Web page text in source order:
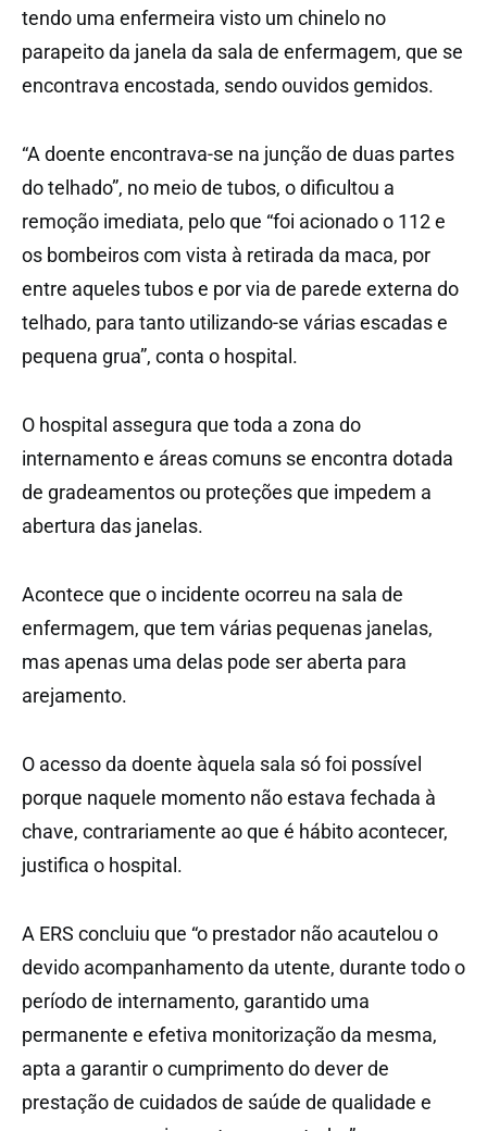
tendo uma enfermeira visto um chinelo no
parapeito da janela da sala de enfermagem, que se
encontrava encostada, sendo ouvidos gemidos.
“A doente encontrava-se na junção de duas partes
do telhado”, no meio de tubos, o dificultou a
remoção imediata, pelo que “foi acionado o 112 e
os bombeiros com vista à retirada da maca, por
entre aqueles tubos e por via de parede externa do
telhado, para tanto utilizando-se várias escadas e
pequena grua”, conta o hospital.
O hospital assegura que toda a zona do
internamento e áreas comuns se encontra dotada
de gradeamentos ou proteções que impedem a
abertura das janelas.
Acontece que o incidente ocorreu na sala de
enfermagem, que tem várias pequenas janelas,
mas apenas uma delas pode ser aberta para
arejamento.
O acesso da doente àquela sala só foi possível
porque naquele momento não estava fechada à
chave, contrariamente ao que é hábito acontecer,
justifica o hospital.
A ERS concluiu que “o prestador não acautelou o
devido acompanhamento da utente, durante todo o
período de internamento, garantido uma
permanente e efetiva monitorização da mesma,
apta a garantir o cumprimento do dever de
prestação de cuidados de saúde de qualidade e